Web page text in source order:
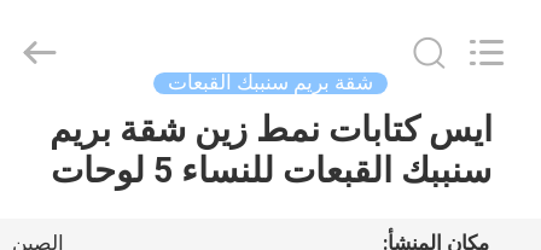
منزل،
بيت
Manufacturing
شقة بريم سنببك القبعات
ايس كتابات نمط زين شقة بريم
سنببك القبعات للنساء 5 لوحات
مكان المنشأ:
الصين